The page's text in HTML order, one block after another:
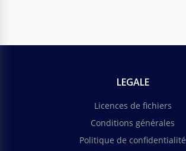
LEGALE
Licences de fichiers
Conditions générales
Politique de confidentialité